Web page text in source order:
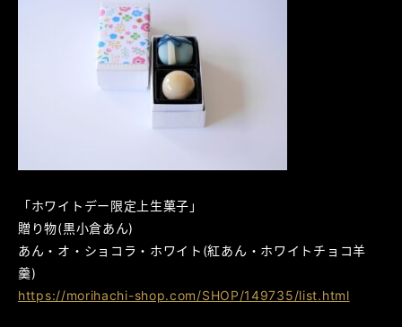
「ホワイトデー限定上生菓子」
贈り物(黒小倉あん)
あん・オ・ショコラ・ホワイト(紅あん・ホワイトチョコ羊
羹)
https://morihachi-shop.com/SHOP/149735/list.html